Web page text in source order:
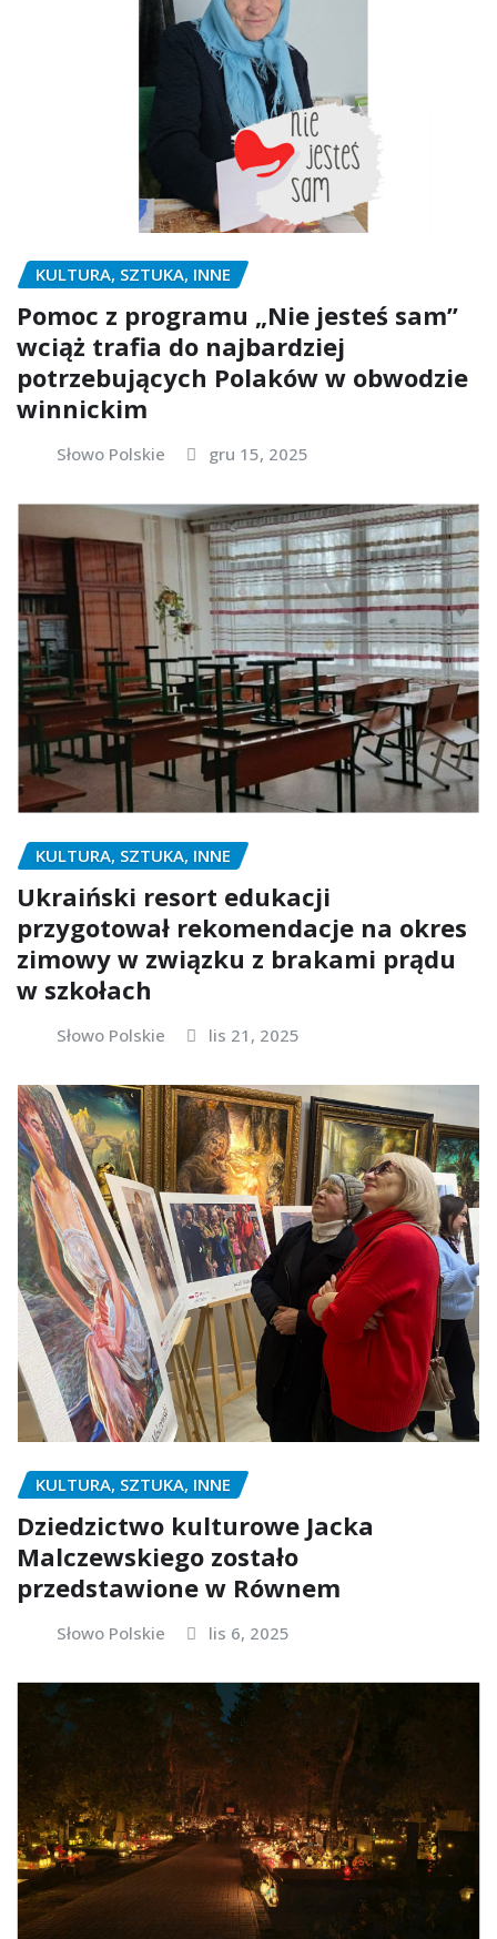
KULTURA, SZTUKA, INNE
Pomoc z programu „Nie jesteś sam”
wciąż trafia do najbardziej
potrzebujących Polaków w obwodzie
winnickim
Słowo Polskie gru 15, 2025
KULTURA, SZTUKA, INNE
Ukraiński resort edukacji
przygotował rekomendacje na okres
zimowy w związku z brakami prądu
w szkołach
Słowo Polskie lis 21, 2025
KULTURA, SZTUKA, INNE
Dziedzictwo kulturowe Jacka
Malczewskiego zostało
przedstawione w Równem
Słowo Polskie lis 6, 2025